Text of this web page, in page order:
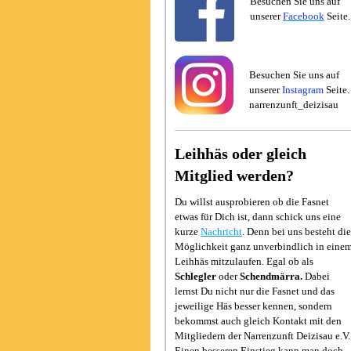
unsererFacebook Seite.
Besuchen Sie uns auf
unsererInstagram Seite.
narrenzunft_deizisau
Leihhäs oder gleich
Mitglied werden?
Du willst ausprobieren ob die Fasnet
etwas für Dich ist, dann schick uns eine
kurze Nachricht . Denn bei uns besteht die
Möglichkeit ganz unverbindlich in
Leihhäs mitzulaufen. Egal ob als
Schlegler oderSchendmärra. Dabei
lernst Du nicht nur die Fasnet und das
jeweilige Häs besser kennen, sondern
bekommst auch gleich Kontakt mit den
Mitgliedern der Narrenzunft Deizisau e.V.